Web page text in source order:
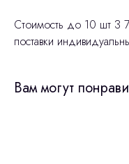
Стоимость до 10 шт 3
поставки
Вам могут